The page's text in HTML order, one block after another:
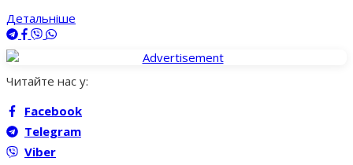
Детальніше
Читайте нас у:
Facebook
Telegram
Viber